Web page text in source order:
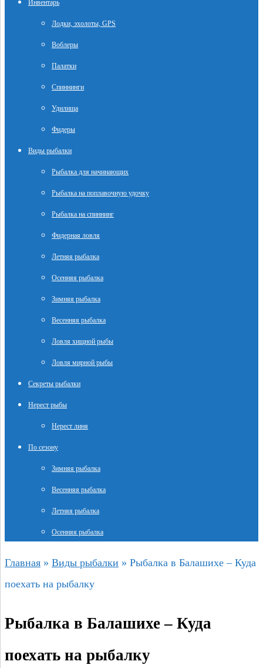
Инвентарь
Лодки, эхолоты, GPS
Воблеры
Палатки
Спиннинги
Удилища
Фидеры
Виды рыбалки
Рыбалка для начинающих
Рыбалка на поплавочную удочку
Рыбалка на спиннинг
Фидерная ловля
Летняя рыбалка
Осенняя рыбалка
Зимняя рыбалка
Весенняя рыбалка
Ловля хищной рыбы
Ловля мирной рыбы
Секреты рыбалки
Нерест рыбы
Нерест линя
По сезону
Зимняя рыбалка
Весенняя рыбалка
Летняя рыбалка
Осенняя рыбалка
Главная » Виды рыбалки » Рыбалка в Балашихе – Куда
поехать на рыбалку
Рыбалка в Балашихе – Куда
поехать на рыбалку